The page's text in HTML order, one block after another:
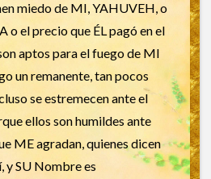
miedo de MI, YAHUVEH, o
el precio que ÉL pagó en el
aptos para el fuego de MI
un remanente, tan pocos
se estremecen ante el
ellos son humildes ante
ME agradan, quienes dicen
y SU Nombre es